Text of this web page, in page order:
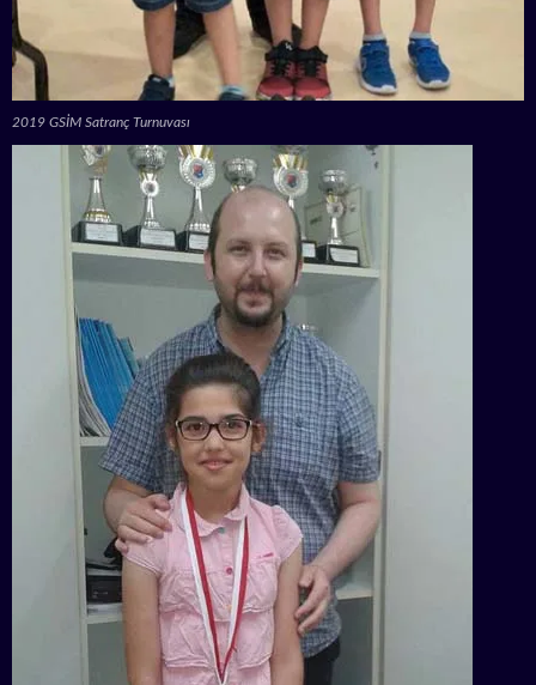
2019 GSİM Satranç Turnuvası